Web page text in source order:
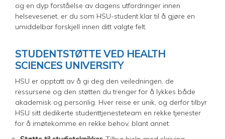
og en dyp forståelse av dagens utfordringer innen
helsevesenet, er du som HSU-student klar til å gjøre en
umiddelbar forskjell innen ditt valgte felt.
STUDENTSTØTTE VED HEALTH
SCIENCES UNIVERSITY
HSU er opptatt av å gi deg den veiledningen, de
ressursene og den støtten du trenger for å lykkes både
akademisk og personlig. Hver reise er unik, og derfor tilbyr
HSU sitt dedikerte studenttjenesteteam en rekke tjenester
for å imøtekomme en rekke behov, blant annet: